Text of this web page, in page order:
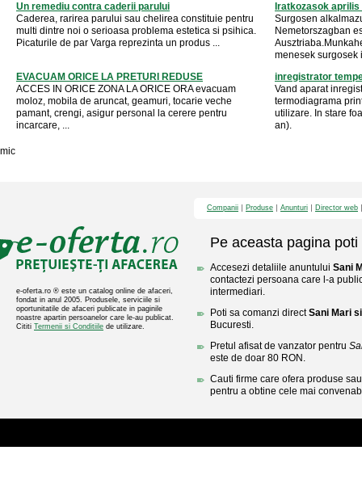
Un remediu contra caderii parului
Caderea, rarirea parului sau chelirea constituie pentru
multi dintre noi o serioasa problema estetica si psihica.
Picaturile de par Varga reprezinta un produs ...
Iratkozasok aprilis
Surgosen
Nemetorszagban
menesek surgosek
EVACUAM ORICE LA PRETURI REDUSE
ACCES IN ORICE ZONA LA ORICE ORA evacuam
moloz, mobila de aruncat, geamuri, tocarie veche
pamant, crengi, asigur personal la cerere pentru
incarcare, ...
inregistrator
Vand aparat
termodiagrama
utilizare. In stare
an).
mic
e-oferta.ro ® este un catalog online de afaceri,
fondat in anul 2005. Produsele, serviciile si
oportunitatile de afaceri publicate in paginile
noastre apartin persoanelor care le-au publicat.
Cititi Termenii si Conditiile de utilizare.
Companii Produse Anunturi Director web
Pe aceasta pagina poti
Accesezi detaliile anuntului Sani
contactezi persoana care l-a
intermediari.
Poti sa comanzi directSani Mari
Bucuresti.
Pretul afisat de vanzator pentru
este de doar 80 RON.
Cauti firme care ofera produse
pentru a obtine cele mai